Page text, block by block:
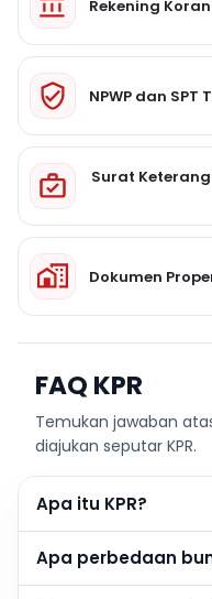
Rekening
NPWP dan
Surat
Dokumen
FAQ KPR
Temukan jawaban
diajukan seputar KPR.
Apa itu KPR?
Apa perbedaan